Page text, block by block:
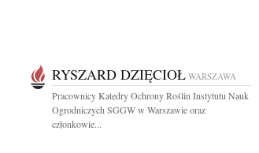
RYSZARD DZIĘCIOŁ WARSZAWA
Pracownicy Katedry Ochrony Roślin Instytutu Nauk
Ogrodniczych SGGW w Warszawie oraz
członkowie...